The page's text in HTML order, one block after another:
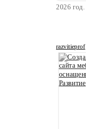
2026 год.
razvitieprof